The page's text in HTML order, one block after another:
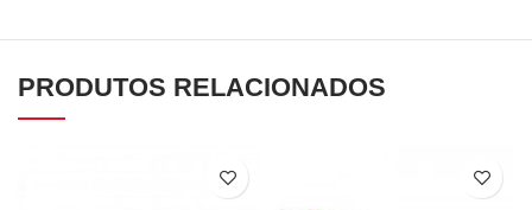
PRODUTOS RELACIONADOS